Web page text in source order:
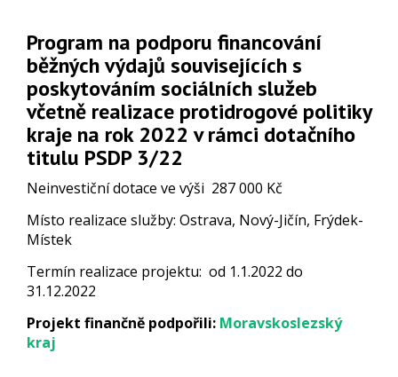
Program na podporu financování
běžných výdajů souvisejících s
poskytováním sociálních služeb
včetně realizace protidrogové politiky
kraje na rok 2022 v rámci dotačního
titulu PSDP 3/22
Neinvestiční dotace ve výši 287 000 Kč
Místo realizace služby: Ostrava, Nový-Jičín, Frýdek-
Místek
Termín realizace projektu: od 1.1.2022 do
31.12.2022
Projekt finančně podpořili: Moravskoslezský
kraj